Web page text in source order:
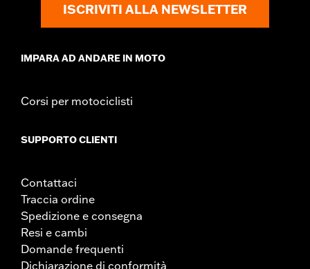
ISCRIVITI ALLA NEWSLETTER
IMPARA AD ANDARE IN MOTO
Corsi per motociclisti
SUPPORTO CLIENTI
Contattaci
Traccia ordine
Spedizione e consegna
Resi e cambi
Domande frequenti
Dichiarazione di conformità